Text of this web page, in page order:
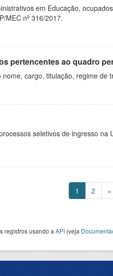
em Educação,
MEC nº 316/2017.
pertencentes ao quadro
cargo, titulação, regime de
seletivos de ingresso na
1 2 »
registros usando a API (veja